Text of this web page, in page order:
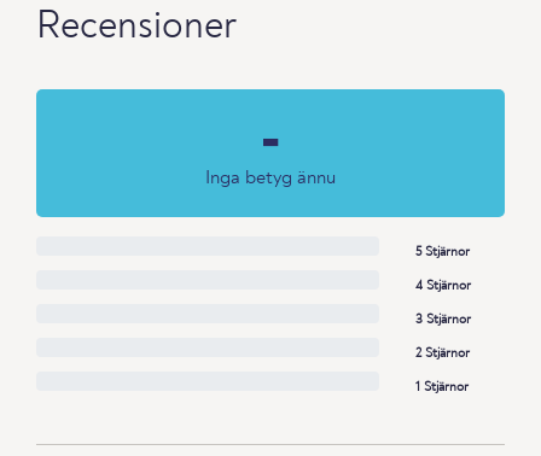
Recensioner
-
Inga betyg ännu
5 Stjärnor
4 Stjärnor
3 Stjärnor
2 Stjärnor
1 Stjärnor